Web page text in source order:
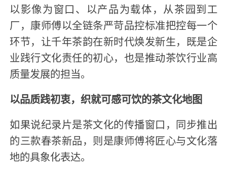
以影像为窗口、以产品为载体，从茶园到工
厂，康师傅以全链条严苛品控标准把控每一个
环节，让千年茶韵在新时代焕发新生，既是企
业践行文化责任的初心，也是推动茶饮行业高
质量发展的担当。
以品质践初衷，织就可感可饮的茶文化地图
如果说纪录片是茶文化的传播窗口，同步推出
的三款春茶新品，则是康师傅将匠心与文化落
地的具象化表达。